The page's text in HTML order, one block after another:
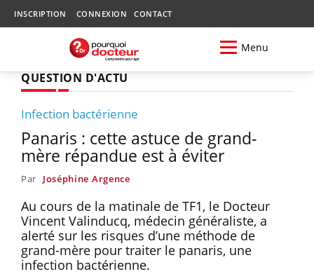
INSCRIPTION CONNEXION CONTACT
Menu
QUESTION D'ACTU
Infection bactérienne
Panaris : cette astuce de grand-
mère répandue est à éviter
Par Joséphine Argence
Au cours de la matinale de TF1, le Docteur
Vincent Valinducq, médecin généraliste, a
alerté sur les risques d’une méthode de
grand-mère pour traiter le panaris, une
infection bactérienne.